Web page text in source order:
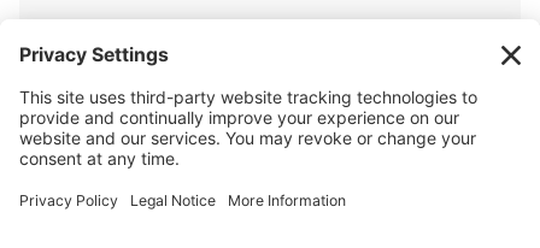
ONZE DIENSTEN
ONDERSTEUNING & INFORMATIE